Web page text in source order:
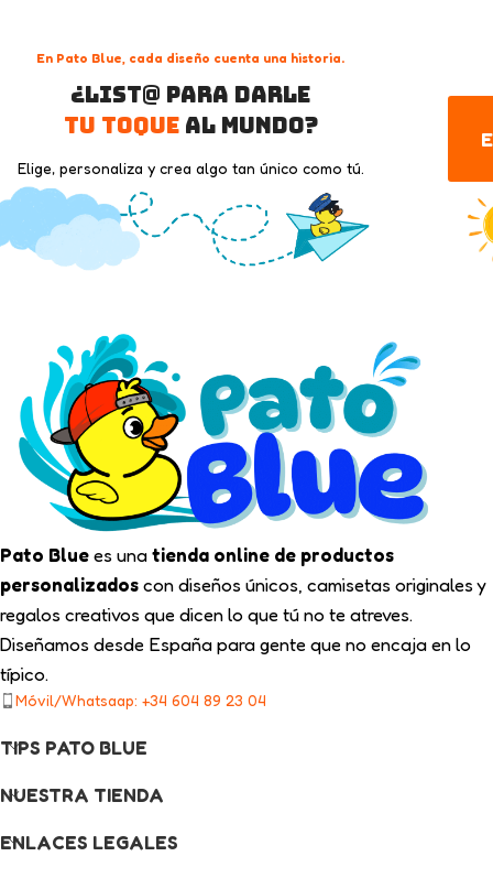
En Pato Blue, cada diseño cuenta una historia.
¿List@ para darle
tu toqueal mundo?
Elige, personaliza y crea algo tan único como tú.
Pato Bluees unatienda online de productos
personalizadoscon diseños únicos, camisetas originales y
regalos creativos que dicen lo que tú no te atreves.
Diseñamos desde España para gente que no encaja en lo
típico.
Móvil/Whatsaap: +34 604 89 23 04
TIPS PATO BLUE
NUESTRA TIENDA
ENLACES LEGALES